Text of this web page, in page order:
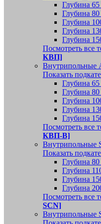
Глубина
Глубина
Глубина
Глубина
Глубина
Посмотреть все
КВП]
Показать
Глубина
Глубина
Глубина
Глубина
Глубина
Посмотреть все
КВП-В]
Внутрипольные
Показать
Глубина
Глубина
Глубина
Глубина
Посмотреть все
SCN]
Внутрипольные